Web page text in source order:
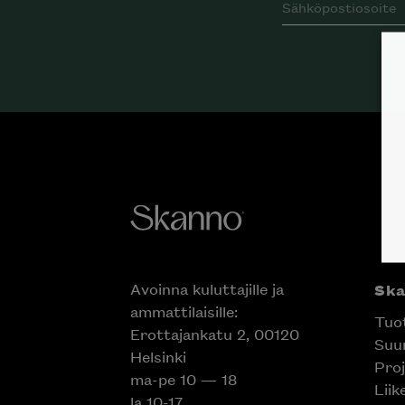
Avoinna kuluttajille ja
ammattilaisille:
Erottajankatu 2, 00120
Helsinki
ma-pe 10 — 18